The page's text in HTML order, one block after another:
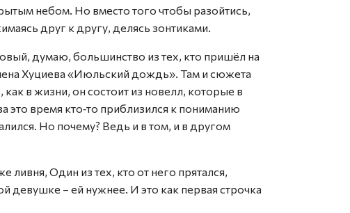
небом. Но вместо того чтобы разойтись,
друг к другу, делясь зонтиками.
думаю, большинство из тех, кто пришёл на
Хуциева «Июльский дождь». Там и сюжета
в жизни, он состоит из новелл, которые в
время кто‑то приблизился к пониманию
Но почему? Ведь и в том, и в другом
Один из тех, кто от него прятался,
девушке – ей нужнее. И это как первая строчка